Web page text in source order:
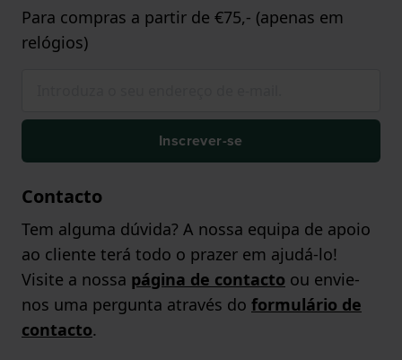
Para compras a partir de €75,- (apenas em
relógios)
Inscrever-se
Contacto
Tem alguma dúvida? A nossa equipa de apoio
ao cliente terá todo o prazer em ajudá-lo!
Visite a nossa página de contacto ou envie-
nos uma pergunta através do formulário de
contacto.